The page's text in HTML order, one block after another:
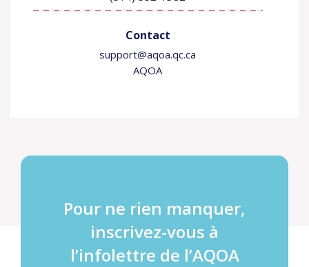
Contact
AQOA
support@aqoa.qc.ca
Pour ne rien manquer,
inscrivez-vous à
l’infolettre de l’AQOA